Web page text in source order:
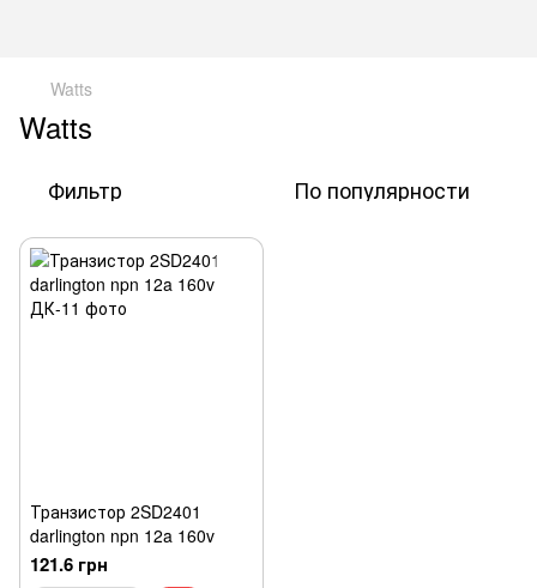
Watts
Watts
Фильтр По популярности
Транзистор 2SD2401
darlington npn 12a 160v
121.6 грн